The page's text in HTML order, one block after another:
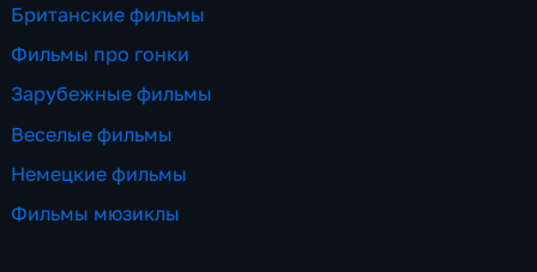
Британские фильмы
Фильмы про гонки
Зарубежные фильмы
Веселые фильмы
Немецкие фильмы
Фильмы мюзиклы